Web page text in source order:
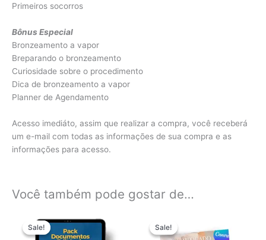
Primeiros socorros
Bônus Especial
Bronzeamento a vapor
Breparando o bronzeamento
Curiosidade sobre o procedimento
Dica de bronzeamento a vapor
Planner de Agendamento
Acesso imediáto, assim que realizar a compra, você receberá
um e-mail com todas as informações de sua compra e as
informações para acesso.
Você também pode gostar de…
Sale!
Sale!
preço
original
preço
atual
Sale!
Sale!
original atual